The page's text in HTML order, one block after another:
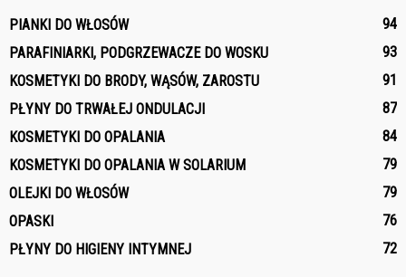
PIANKI DO WŁOSÓW
94
PARAFINIARKI, PODGRZEWACZE DO WOSKU
93
KOSMETYKI DO BRODY, WĄSÓW, ZAROSTU
91
PŁYNY DO TRWAŁEJ ONDULACJI
87
KOSMETYKI DO OPALANIA
84
KOSMETYKI DO OPALANIA W SOLARIUM
79
OLEJKI DO WŁOSÓW
79
OPASKI
76
PŁYNY DO HIGIENY INTYMNEJ
72